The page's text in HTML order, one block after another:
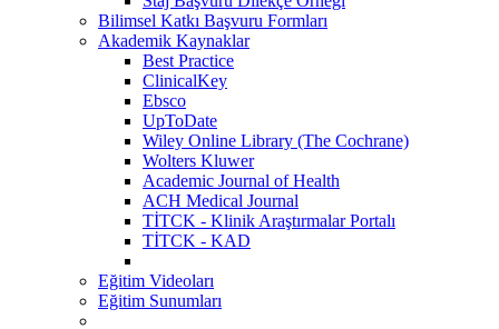
Bilimsel Katkı Başvuru Formları
Akademik Kaynaklar
Best Practice
ClinicalKey
Ebsco
UpToDate
Wiley Online Library (The Cochrane)
Wolters Kluwer
Academic Journal of Health
ACH Medical Journal
TİTCK - Klinik Araştırmalar Portalı
TİTCK - KAD
Eğitim Videoları
Eğitim Sunumları